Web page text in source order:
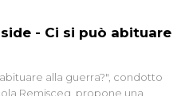
- Ci si può abituare
alla guerra?", condotto
Remisceg, propone una